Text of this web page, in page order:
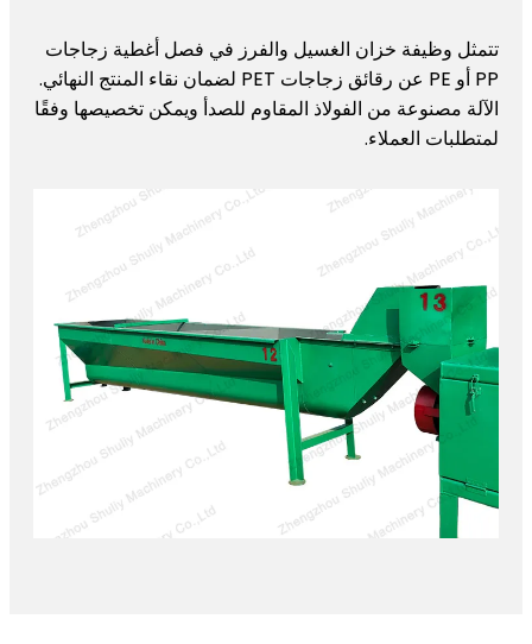
خزان الغسيل والفرز في فصل أغطية زجاجات
PP أو PE عن رقائق زجاجات PET لضمان نقاء المنتج النهائي.
من الفولاذ المقاوم للصدأ ويمكن تخصيصها وفقًا
العملاء.